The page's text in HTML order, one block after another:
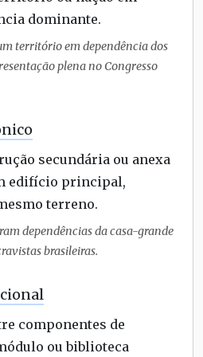
dominante.
território em dependência dos
plena no Congresso
secundária ou anexa
edifício principal,
terreno.
dependências da casa-grande
brasileiras.
componentes de
ou biblioteca